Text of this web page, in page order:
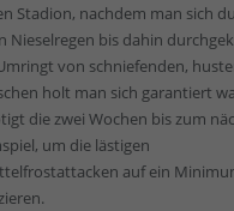
Stadion, nachdem man sich
Nieselregen bis dahin
von schniefenden,
holt man sich garantiert
die zwei Wochen bis zum
um die lästigen
auf ein